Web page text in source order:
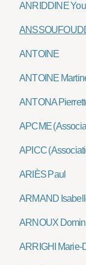
ANRIDDINE
ANTOINE
ANTOINE
ANTONA
APCME
APICC
ARIÈS Paul
ARMAND
ARNOUX
ARRIGHI Marie-